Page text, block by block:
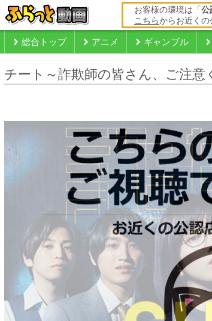
お客様の環境は「 公
こちらからお近くの
総合トップ アニメ ギャンブル
チート～詐欺師の皆さん、ご注意